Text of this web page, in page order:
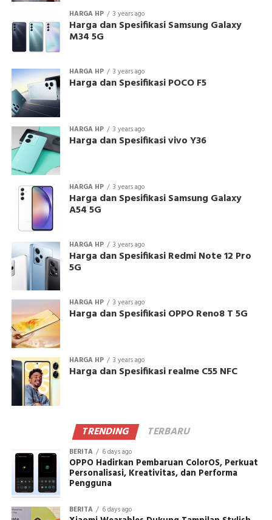
HARGA HP 3 years ago
Harga dan Spesifikasi Samsung Galaxy
M34 5G
HARGA HP 3 years ago
Harga dan Spesifikasi POCO F5
HARGA HP 3 years ago
Harga dan Spesifikasi vivo Y36
HARGA HP 3 years ago
Harga dan Spesifikasi Samsung Galaxy
A54 5G
HARGA HP 3 years ago
Harga dan Spesifikasi Redmi Note 12 Pro
5G
HARGA HP 3 years ago
Harga dan Spesifikasi OPPO Reno8 T 5G
HARGA HP 3 years ago
Harga dan Spesifikasi realme C55 NFC
TRENDING TERBARU
BERITA 6 days ago
OPPO Hadirkan Pembaruan ColorOS, Perkuat
Personalisasi, Kreativitas, dan Performa
Pengguna
BERITA 6 days ago